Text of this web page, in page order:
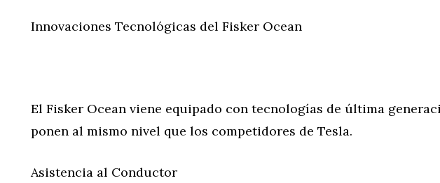
Innovaciones Tecnológicas del Fisker Ocean
El Fisker Ocean viene equipado con tecnologías de última
ponen al mismo nivel que los competidores de Tesla.
Asistencia al Conductor